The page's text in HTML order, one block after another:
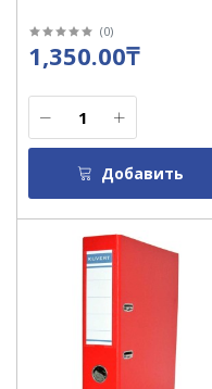
(0)
1,350.00₸
Добавить